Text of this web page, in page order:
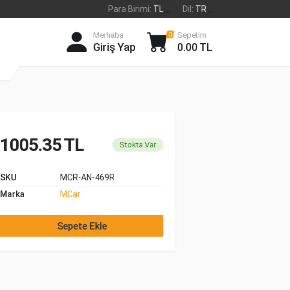
Para Birimi: TL Dil: TR
Merhaba
Giriş Yap
0 Sepetim
0.00 TL
1005.35 TL Stokta Var
SKU
MCR-AN-469R
Marka
MCar
Sepete Ekle